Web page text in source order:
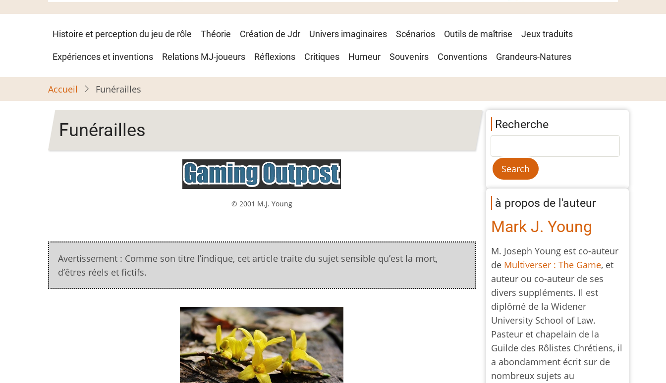
Navigation
principale
Histoire et perception du jeu de rôle Théorie Création de Jdr Univers imaginaires Scénarios Outils de maîtrise Jeux traduits
Expériences et inventions Relations MJ-joueurs Réflexions Critiques Humeur Souvenirs Conventions Grandeurs-Natures
Accueil Funérailles
Funérailles
© 2001 M.J. Young
Avertissement : Comme son titre l’indique, cet article traite du sujet sensible qu’est la mort,
d’êtres réels et fictifs.
Recherche
à propos de l'auteur
Mark J. Young
M. Joseph Young est co-auteur
de Multiverser : The Game, et
auteur ou co-auteur de ses
divers suppléments. Il est
diplômé de la Widener
University School of Law.
Pasteur et chapelain de la
Guilde des Rôlistes Chrétiens, il
a abondamment écrit sur de
nombreux sujets au